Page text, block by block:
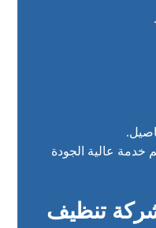
خدمة عالية الجودة
تنظيف